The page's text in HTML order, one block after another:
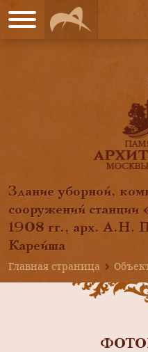
Здание уборной,
сооружений
1908 гг., арх. А.Н.
Карейша
Главная страница